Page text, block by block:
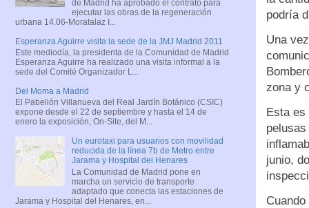
podría
Una
zona y
Esta es
junio,
de Madrid ha aprobado el contrato para
ejecutar las obras de la regeneración
urbana 14.06-Moratalaz I...
Esperanza Aguirre visita la sede de la JMJ Madrid 2011
Este mediodía, la presidenta de la Comunidad de Madrid
Esperanza Aguirre ha realizado una visita informal a la
sede del Comité Organizador L...
Del Moma a Madrid
El Pabellón Villanueva del Real Jardín Botánico (CSIC)
expone desde el 22 de septiembre y hasta el 14 de
enero la exposición, On-Site, del M...
Un eurotaxi para usuarios con movilidad
reducida de la línea 7b de Metro entre
Jarama y Hospital del Henares
La Comunidad de Madrid pone en
marcha un servicio de transporte
adaptado que conecta las estaciones de
Jarama y Hospital del Henares, en...